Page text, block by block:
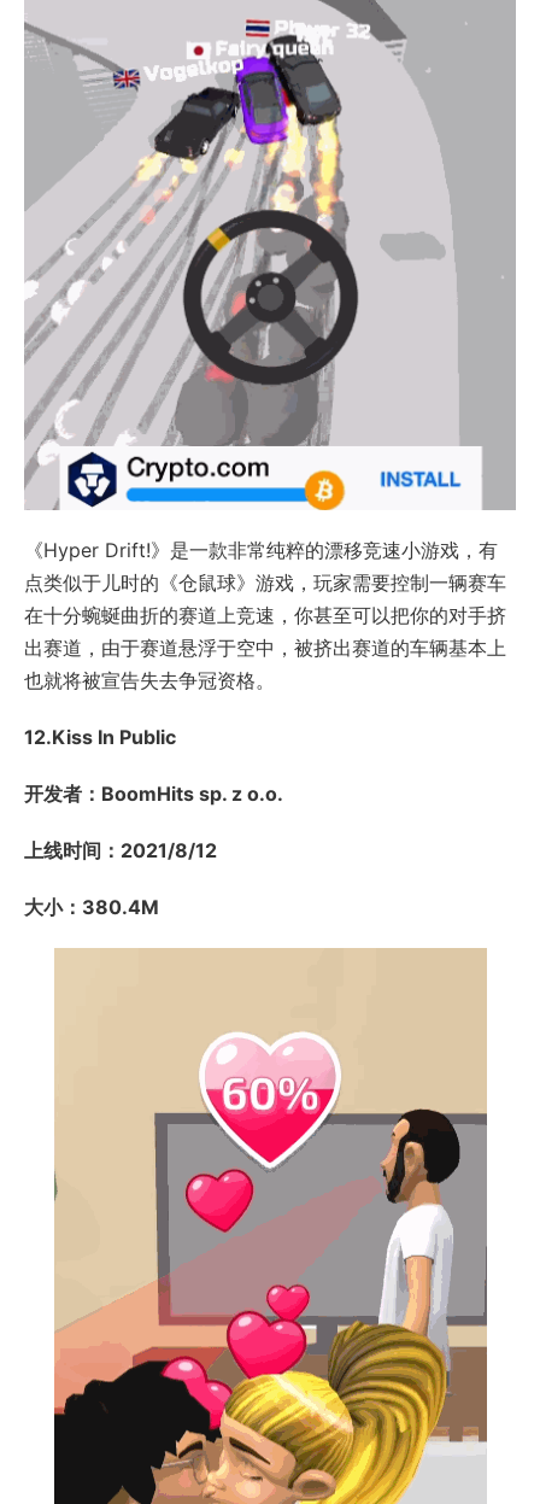
《Hyper Drift!》是一款非常纯粹的漂移竞速小游戏，有
点类似于儿时的《仓鼠球》游戏，玩家需要控制一辆赛车
在十分蜿蜒曲折的赛道上竞速，你甚至可以把你的对手挤
出赛道，由于赛道悬浮于空中，被挤出赛道的车辆基本上
也就将被宣告失去争冠资格。
12.Kiss In Public
开发者：BoomHits sp. z o.o.
上线时间：2021/8/12
大小：380.4M